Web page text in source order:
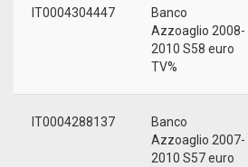
IT0004304447
Banco
Azzoaglio 2008-
2010 S58 euro
TV%
IT0004288137
Banco
Azzoaglio 2007-
2010 S57 euro